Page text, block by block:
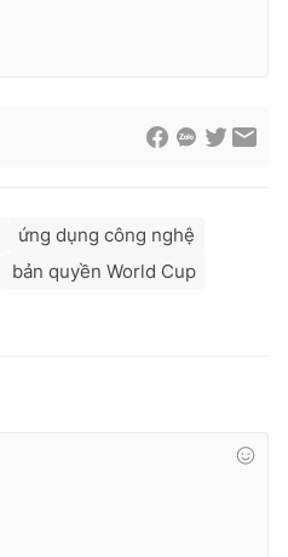
ứng dụng công nghệ
bản quyền World Cup